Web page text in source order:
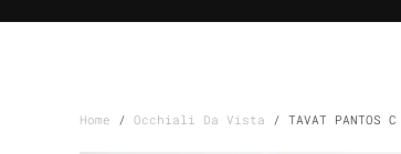
Home / Occhiali Da Vista / TAVAT PANTOS